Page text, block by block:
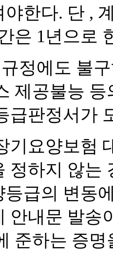
야한다. 단 ,
은 1 년으로
정에도 불
제공불능
급판정서가
기요양보험
정하지 않는
등급의 변동
안내문 발송
준하는 증